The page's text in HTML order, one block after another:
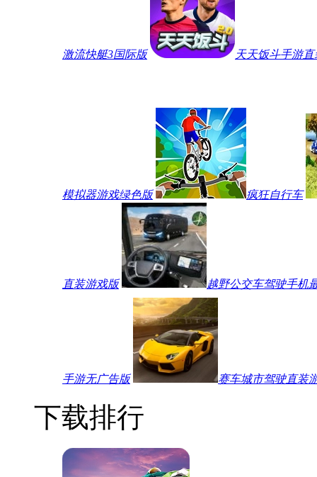
激流快艇3国际版 天天饭斗手游直
模拟器游戏绿色版 疯狂自行车
直装游戏版 越野公交车驾驶手机
手游无广告版 赛车城市驾驶直装
下载排行